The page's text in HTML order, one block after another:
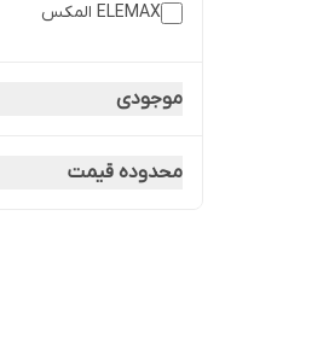
ELEMAX المکس
موجودی
محدوده قیمت